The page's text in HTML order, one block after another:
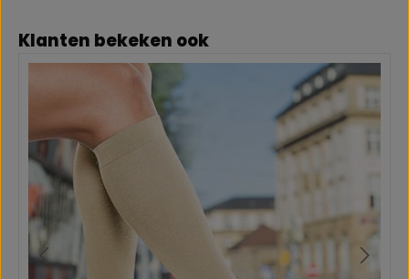
Productgalerij overslaan
Klanten bekeken ook